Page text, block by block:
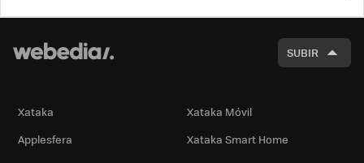
SUBIR
Xataka
Xataka Móvil
Applesfera
Xataka Smart Home